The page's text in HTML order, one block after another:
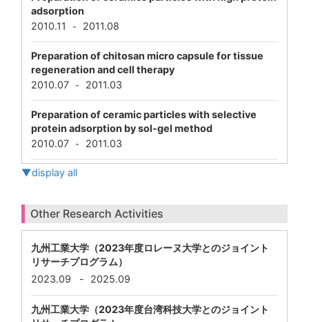
adsorption
2010.11
- 2011.08
Preparation of chitosan micro capsule for tissue
regeneration and cell therapy
2010.07
- 2011.03
Preparation of ceramic particles with selective
protein adsorption by sol-gel method
2010.07
- 2011.03
▼display all
Other Research Activities
九州工業大学（2023年度ロレーヌ大学とのジョイント
リサーチプログラム）
2023.09
- 2025.09
九州工業大学（2023年度台湾科技大学とのジョイント